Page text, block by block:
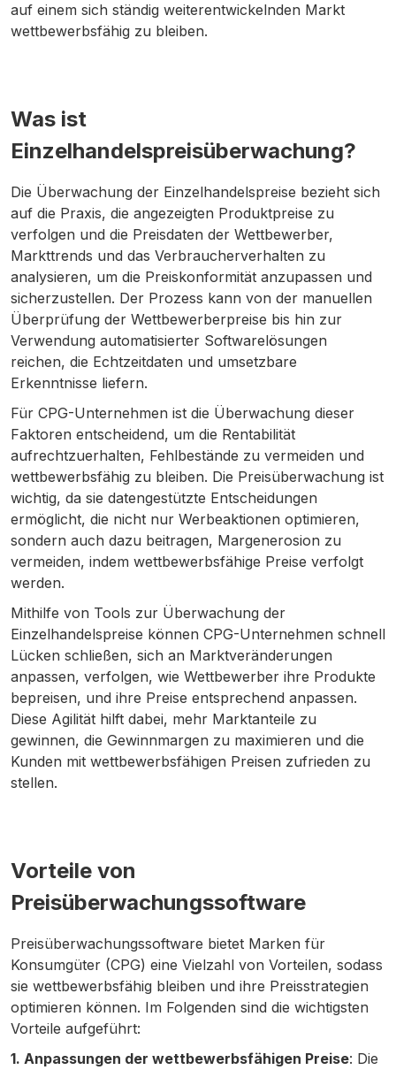
auf einem sich ständig weiterentwickelnden Markt
wettbewerbsfähig zu bleiben.
Was ist
Einzelhandelspreisüberwachung?
Die Überwachung der Einzelhandelspreise bezieht sich
auf die Praxis, die angezeigten Produktpreise zu
verfolgen und die Preisdaten der Wettbewerber,
Markttrends und das Verbraucherverhalten zu
analysieren, um die Preiskonformität anzupassen und
sicherzustellen. Der Prozess kann von der manuellen
Überprüfung der Wettbewerberpreise bis hin zur
Verwendung automatisierter Softwarelösungen
reichen, die Echtzeitdaten und umsetzbare
Erkenntnisse liefern.
Für CPG-Unternehmen ist die Überwachung dieser
Faktoren entscheidend, um die Rentabilität
aufrechtzuerhalten, Fehlbestände zu vermeiden und
wettbewerbsfähig zu bleiben. Die Preisüberwachung ist
wichtig, da sie datengestützte Entscheidungen
ermöglicht, die nicht nur Werbeaktionen optimieren,
sondern auch dazu beitragen, Margenerosion zu
vermeiden, indem wettbewerbsfähige Preise verfolgt
werden.
Mithilfe von Tools zur Überwachung der
Einzelhandelspreise können CPG-Unternehmen schnell
Lücken schließen, sich an Marktveränderungen
anpassen, verfolgen, wie Wettbewerber ihre Produkte
bepreisen, und ihre Preise entsprechend anpassen.
Diese Agilität hilft dabei, mehr Marktanteile zu
gewinnen, die Gewinnmargen zu maximieren und die
Kunden mit wettbewerbsfähigen Preisen zufrieden zu
stellen.
Vorteile von
Preisüberwachungssoftware
Preisüberwachungssoftware bietet Marken für
Konsumgüter (CPG) eine Vielzahl von Vorteilen, sodass
sie wettbewerbsfähig bleiben und ihre Preisstrategien
optimieren können. Im Folgenden sind die wichtigsten
Vorteile aufgeführt:
1. Anpassungen der wettbewerbsfähigen Preise: Die